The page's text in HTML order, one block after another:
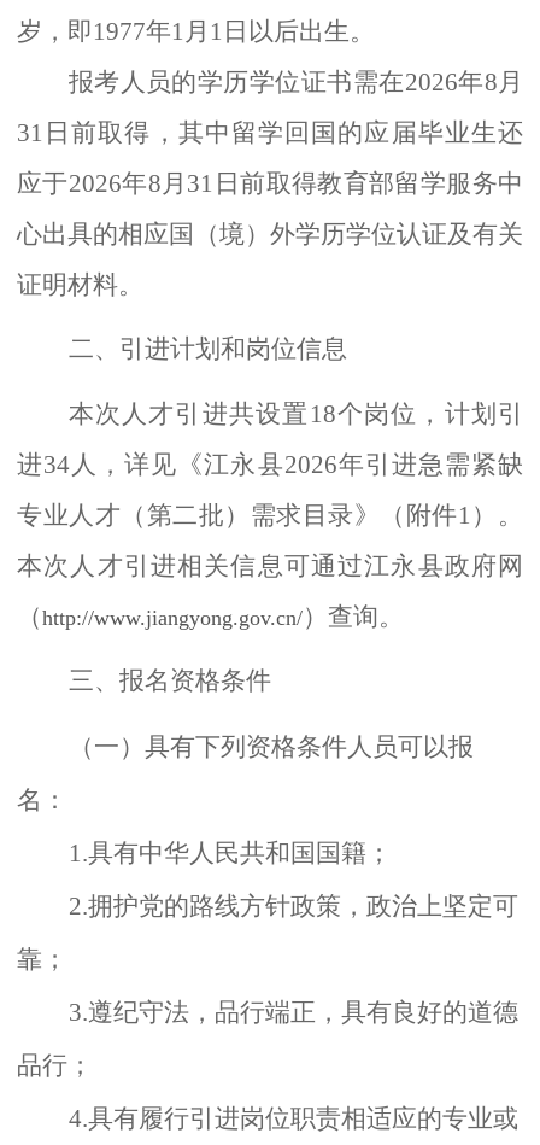
岁，即1977年1月1日以后出生。
报考人员的学历学位证书需在2026年8月
31日前取得 ， 其中留学回国的应届毕业生还
应于2026年8月 31日前取得教育部留学服务中
心出具的相应国（境）外学历学位认证及有关
证明材料。
二、引进计划和岗位信息
本次人才引进共设置 18个岗位，计划引
进34人，详见《江永县2026年引进急需紧缺
专业人才（第二批）需求目录》（附件1）。
本次人才引进相关信息可通过江永县政府网
（http://www.jiangyong.gov.cn/）查询。
三、报名资格条件
（一）具有下列资格条件人员可以报
名：
1.具有中华人民共和国国籍；
2.拥护党的路线方针政策，政治上坚定可
靠；
3.遵纪守法，品行端正，具有良好的道德
品行；
4.具有履行引进岗位职责相适应的专业或